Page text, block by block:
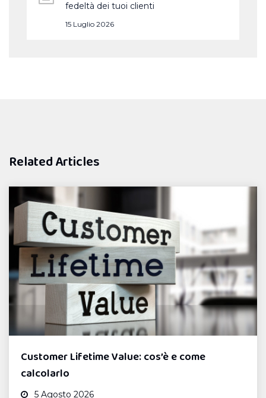
fedeltà dei tuoi clienti
15 Luglio 2026
Related Articles
Customer Lifetime Value: cos’è e come
calcolarlo
5 Agosto 2026